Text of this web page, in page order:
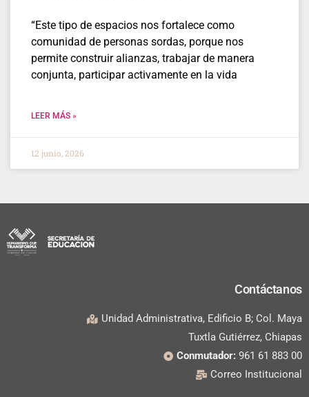
“Este tipo de espacios nos fortalece como
comunidad de personas sordas, porque nos
permite construir alianzas, trabajar de manera
conjunta, participar activamente en la vida
LEER MÁS »
12 junio, 2026
Contáctanos
Unidad Administrativa, Edificio B; Col. Maya
Tuxtla Gutiérrez, Chiapas
Conmutador: 961 61 883 00
Correo Institucional